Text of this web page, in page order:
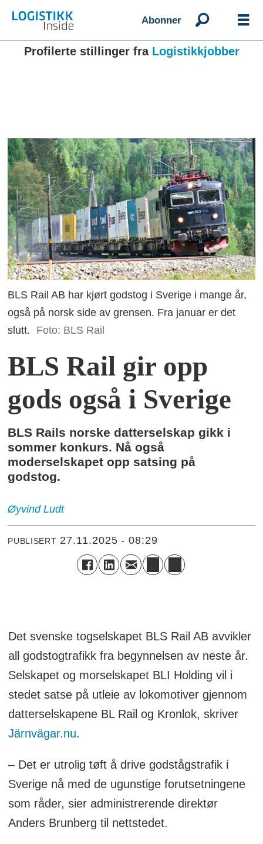
Abonner
Profilerte stillinger fra Logistikkjobber
BLS Rail AB har kjørt godstog i Sverige i mange år,
også på norsk side av grensen. Fra januar er det
slutt.
Foto: BLS Rail
BLS Rail gir opp
gods også i Sverige
BLS Rails norske datterselskap gikk i
sommer konkurs. Nå også
moderselskapet opp satsing på
godstog.
Øyvind Ludt
PUBLISERT 27.11.2025 - 08:29
Det svenske togselskapet BLS Rail AB avvikler
all godstogtrafikk fra begynnelsen av neste år.
Selskapet og morselskapet BLI Holding vil i
stedet satse på utleie av lokomotiver gjennom
datterselskapene BL Rail og Kronlok, skriver
Järnvägar.nu.
– Det er utrolig tøft å drive godstågstrafik i
Sverige nå med de ugunstige forutsetningene
som råder, sier administrerende direktør
Anders Brunberg til nettstedet.